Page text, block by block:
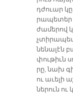
դժուար
րա­պե­տեր
ժա­մե­րով
նե­նա­լէն
փու­թիւն
րը, նախ
ու ա­ւե­լի
նե­րուն ու